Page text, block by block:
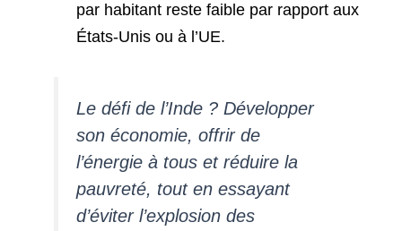
par habitant reste faible par rapport aux
États-Unis ou à l’UE.
Le défi de l’Inde ? Développer
son économie, offrir de
l’énergie à tous et réduire la
pauvreté, tout en essayant
d’éviter l’explosion des